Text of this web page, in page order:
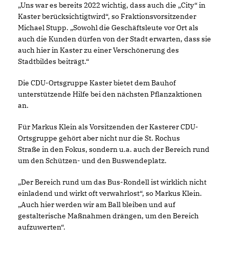
Uns war es bereits 2022 wichtig, dass auch die „City“ in
Kaster berücksichtigtwird“, so Fraktionsvorsitzender
Michael Stupp. „Sowohl die Geschäftsleute vor Ort als
auch die Kunden dürfen von der Stadt erwarten, dass sie
auch hier in Kaster zu einer Verschönerung des
Stadtbildes beiträgt.“
Die CDU-Ortsgruppe Kaster bietet dem Bauhof
unterstützende Hilfe bei den nächsten Pflanzaktionen
an.
Für Markus Klein als Vorsitzenden der Kasterer CDU-
Ortsgruppe gehört aber nicht nur die St. Rochus
Straße in den Fokus, sondern u.a. auch der Bereich rund
um den Schützen- und den Buswendeplatz.
Der Bereich rund um das Bus-Rondell ist wirklich nicht
einladend und wirkt oft verwahrlost“, so Markus Klein.
Auch hier werden wir am Ball bleiben und auf
gestalterische Maßnahmen drängen, um den Bereich
aufzuwerten“.